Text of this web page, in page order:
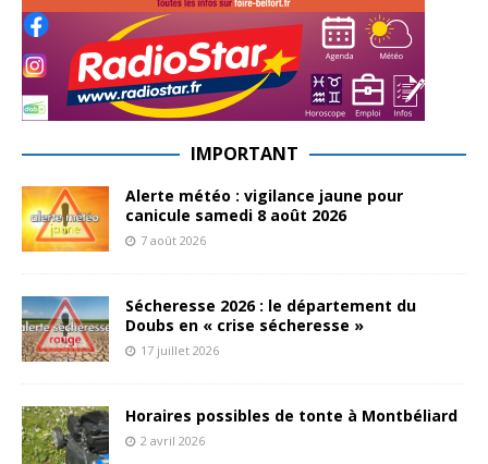
IMPORTANT
Alerte météo : vigilance jaune pour
canicule samedi 8 août 2026
7 août 2026
Sécheresse 2026 : le département du
Doubs en « crise sécheresse »
17 juillet 2026
Horaires possibles de tonte à Montbéliard
2 avril 2026